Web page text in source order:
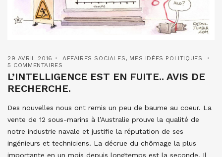
29 AVRIL 2016 AFFAIRES SOCIALES, MES IDÉES POLITIQUES
5 COMMENTAIRES
L’INTELLIGENCE EST EN FUITE.. AVIS DE
RECHERCHE.
Des nouvelles nous ont remis un peu de baume au coeur. La
vente de 12 sous-marins à l’Australie prouve la qualité de
notre industrie navale et justifie la réputation de ses
ingénieurs et techniciens. La décrue du chômage la plus
importante en un mois depuis longtemps est la seconde. Il